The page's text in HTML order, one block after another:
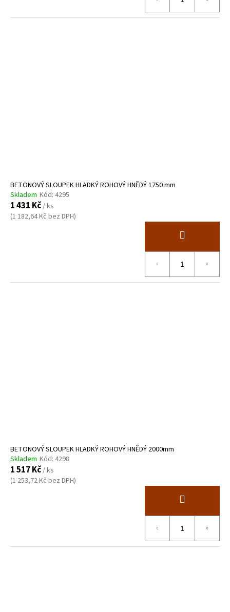
BETONOVÝ SLOUPEK HLADKÝ ROHOVÝ HNĚDÝ 1750 mm
Skladem Kód: 4295
1 431 Kč/ ks
(1 182,64 Kč bez DPH)
BETONOVÝ SLOUPEK HLADKÝ ROHOVÝ HNĚDÝ 2000mm
Skladem Kód: 4298
1 517 Kč/ ks
(1 253,72 Kč bez DPH)